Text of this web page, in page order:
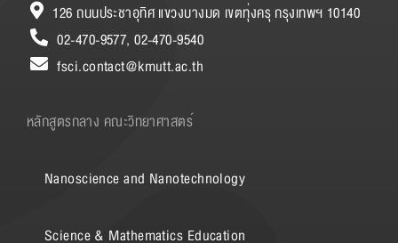
126 ถนนประชาอุทิศ แขวงบางมด เขตทุ่งครุ กรุงเทพฯ 10140
02-470-9577, 02-470-9540
fsci.contact@kmutt.ac.th
หลักสูตรกลาง คณะวิทยาศาสตร์
Nanoscience and Nanotechnology
Science & Mathematics Education